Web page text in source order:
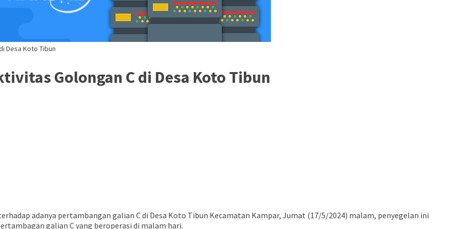
Desa Koto Tibun
Golongan C di Desa Koto Tibun
adanya pertambangan galian C di Desa Koto Tibun Kecamatan Kampar, Jumat (17/5/2024) malam, penyegelan ini
galian C yang beroperasi di malam hari.